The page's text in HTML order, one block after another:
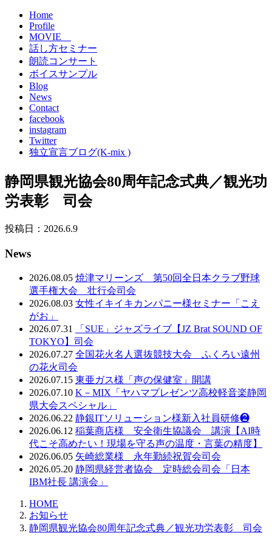
Home
Profile
MOVIE
話し方セミナー
朗読コンサート
ボイスサンプル
Blog
News
Contact
facebook
instagram
Twitter
独立宣言ブログ(K-mix )
静岡県観光協会80周年記念式典／観光功
労表彰 司会
投稿日：2026.6.9
News
2026.08.05 焼津マリーンズ 第50回全日本クラブ野球
選手権大会 壮行会司会
2026.08.03 女性イキイキカンパニー様セミナー「こえ
がお」
2026.07.31
「SUE」ジャズライブ【JZ Brat SOUND OF
TOKYO】司会
2026.07.27 全国花火名人選抜競技大会 ふくろい遠州
の花火司会
2026.07.15 東亜ガス様「声の保健室」開講
2026.07.10 K－MIX「ヤハマプレゼンツ高校軽音楽静岡
県大会スペシャル」
2026.06.22 静銀ITソリューション様新入社員研修❷
2026.06.12 稲葉商店様 安全衛生協議会 講演【AI時
代こそ高めたい！現場を守る声の温度・言葉の精度】
2026.06.05 矢崎総業様 永年勤続祝賀会司会
2026.05.20 静岡県経営者協会 定時総会司会「日本
IBM社長 講演会」
HOME
お知らせ
静岡県観光協会80周年記念式典／観光功労表彰 司会